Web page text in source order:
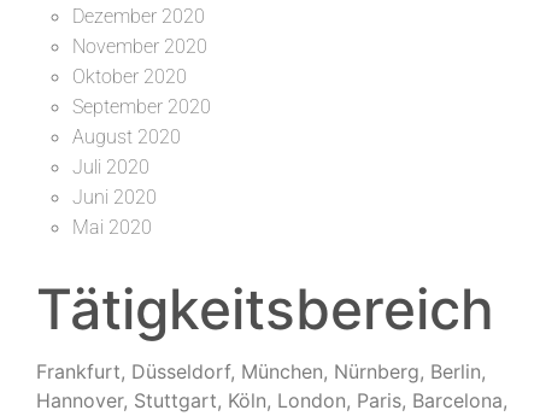
Dezember 2020
November 2020
Oktober 2020
September 2020
August 2020
Juli 2020
Juni 2020
Mai 2020
Tätigkeitsbereich
Frankfurt, Düsseldorf, München, Nürnberg, Berlin,
Hannover, Stuttgart, Köln, London, Paris, Barcelona,